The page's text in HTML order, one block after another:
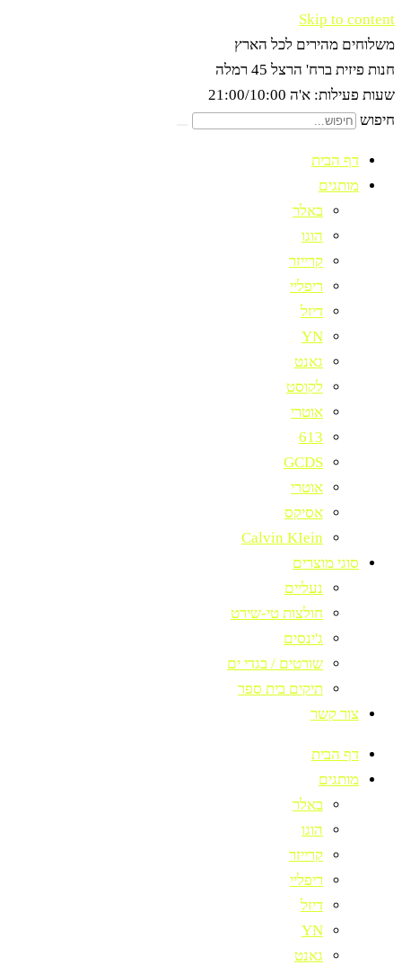
Skip to content
משלוחים מהירים לכל הארץ
חנות פיזית ברח' הרצל 45 רמלה
שעות פעילות: א'ה 21:00/10:00
חיפוש
דף הבית
מותגים
באלר
הוגו
קרייזר
ריפליי
דיזל
YN
גאנט
לקוסט
אוטרי
613
GCDS
אוטרי
אסיקס
Calvin KIein
סוגי מוצרים
נעליים
חולצות טי-שירט
ג'ינסים
שורטים / בגדי ים
תיקים בית ספר
צור קשר
דף הבית
מותגים
באלר
הוגו
קרייזר
ריפליי
דיזל
YN
גאנט